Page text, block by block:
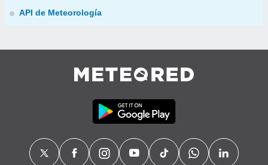
API de Meteorología